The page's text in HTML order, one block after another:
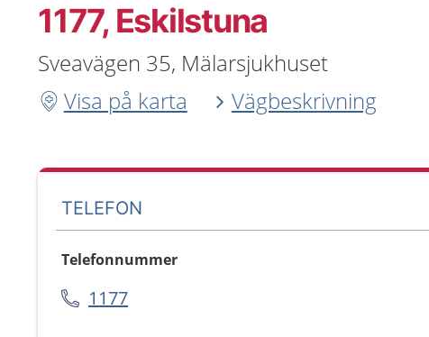
1177, Eskilstuna
Sveavägen 35, Mälarsjukhuset
Visa på karta
Vägbeskrivning
TELEFON
Telefonnummer
1177